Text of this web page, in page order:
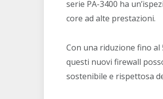
serie PA-3400 ha
core ad alte prestazioni.
Con una riduzione fino al
questi nuovi firewall
sostenibile e rispettosa